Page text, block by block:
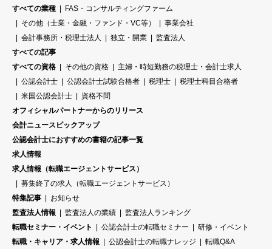
すべての業種
FAS・コンサルティングファーム
その他（士業・金融・ファンド・VC等）
事業会社
会計事務所・税理士法人
独立・開業
監査法人
すべての記事
すべての資格
その他の資格
主婦・時短勤務の税理士・会計士求人
公認会計士
公認会計士試験合格者 税理士
税理士科目合格者
米国公認会計士
資格不問
オフィシャルパートナーからのリリース
会計ニュースピックアップ
公認会計士におすすめの書籍の記事一覧
求人情報
求人情報（転職エージェントサービス）
募集終了の求人（転職エージェントサービス）
特集記事
お知らせ
監査法人情報
監査法人の業績
監査法人ランキング
転職セミナー・イベント
公認会計士の転職セミナー
研修・イベント
転職・キャリア・求人情報
公認会計士の転職ナレッジ 転職Q&A